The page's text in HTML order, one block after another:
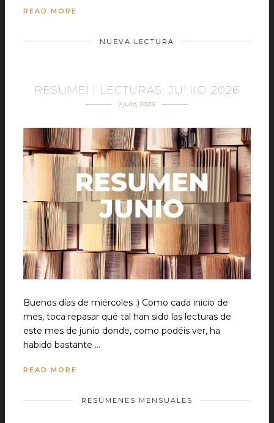
READ MORE
NUEVA LECTURA
RESUMEN LECTURAS: JUNIO 2026
1 julio, 2026
Buenos días de miércoles :) Como cada inicio de
mes, toca repasar qué tal han sido las lecturas de
este mes de junio donde, como podéis ver, ha
habido bastante …
READ MORE
RESÚMENES MENSUALES